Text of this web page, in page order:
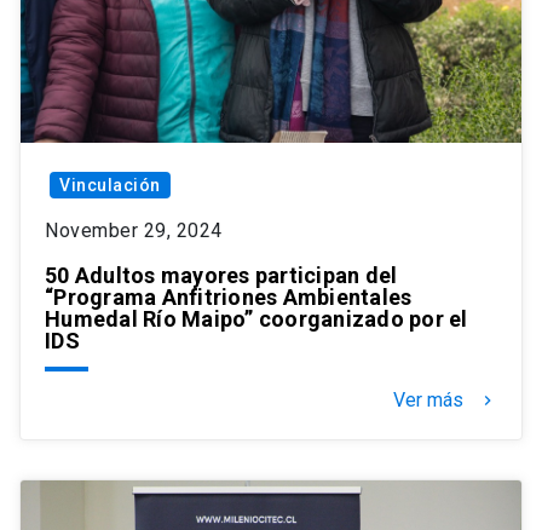
Vinculación
November 29, 2024
50 Adultos mayores participan del
“Programa Anfitriones Ambientales
Humedal Río Maipo” coorganizado por el
IDS
Ver más keyboard_arrow_right